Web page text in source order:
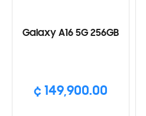
Galaxy A16 5G 256GB
¢ 149,900.00